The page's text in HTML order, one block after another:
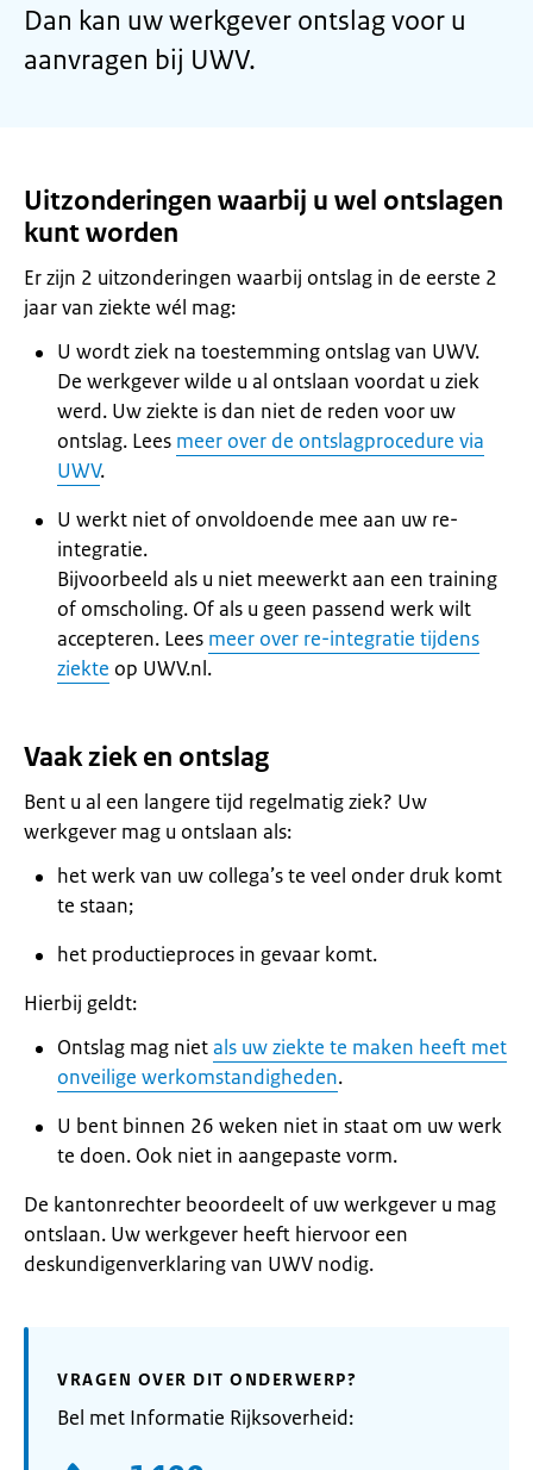
Dan kan uw werkgever ontslag voor u
aanvragen bij UWV.
Uitzonderingen waarbij u wel ontslagen
kunt worden
Er zijn 2 uitzonderingen waarbij ontslag in de eerste 2
jaar van ziekte wél mag:
U wordt ziek na toestemming ontslag van UWV.
De werkgever wilde u al ontslaan voordat u ziek
werd. Uw ziekte is dan niet de reden voor uw
ontslag. Lees meer over de ontslagprocedure via
UWV.
U werkt niet of onvoldoende mee aan uw re-
integratie.
Bijvoorbeeld als u niet meewerkt aan een training
of omscholing. Of als u geen passend werk wilt
accepteren. Lees meer over re-integratie tijdens
ziekte op UWV.nl.
Vaak ziek en ontslag
Bent u al een langere tijd regelmatig ziek? Uw
werkgever mag u ontslaan als:
het werk van uw collega’s te veel onder druk komt
te staan;
het productieproces in gevaar komt.
Hierbij geldt:
Ontslag mag nietals uw ziekte te maken heeft met
onveilige werkomstandigheden.
U bent binnen 26 weken niet in staat om uw werk
te doen. Ook niet in aangepaste vorm.
De kantonrechter beoordeelt of uw werkgever u mag
ontslaan. Uw werkgever heeft hiervoor een
deskundigenverklaring van UWV nodig.
VRAGEN OVER DIT ONDERWERP?
Bel met Informatie Rijksoverheid: